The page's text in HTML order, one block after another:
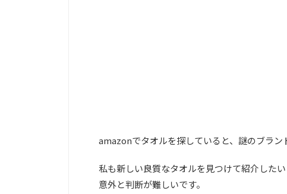
amazonでタオルを探していると、謎のブラン
私も新しい良質なタオルを見つけて紹介した
意外と判断が難しいです。